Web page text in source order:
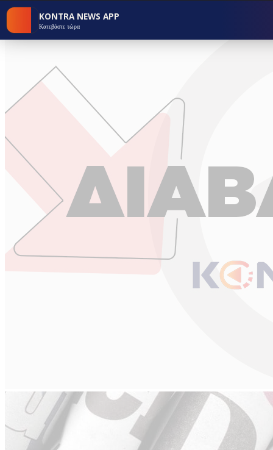
KONTRA NEWS APP
Κατεβάστε τώρα